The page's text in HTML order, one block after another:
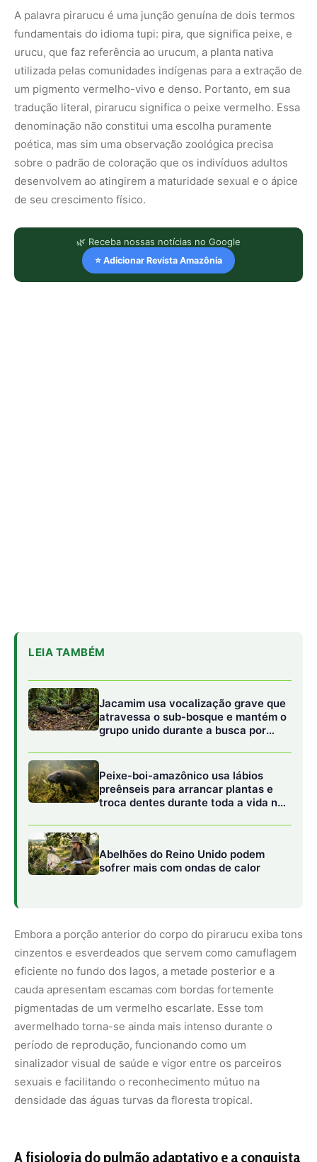
A palavra pirarucu é uma junção genuína de dois termos
fundamentais do idioma tupi: pira, que significa peixe, e
urucu, que faz referência ao urucum, a planta nativa
utilizada pelas comunidades indígenas para a extração de
um pigmento vermelho-vivo e denso. Portanto, em sua
tradução literal, pirarucu significa o peixe vermelho. Essa
denominação não constitui uma escolha puramente
poética, mas sim uma observação zoológica precisa
sobre o padrão de coloração que os indivíduos adultos
desenvolvem ao atingirem a maturidade sexual e o ápice
de seu crescimento físico.
🌿 Receba nossas notícias no Google
⭐ Adicionar Revista Amazônia
Embora a porção anterior do corpo do pirarucu exiba tons
cinzentos e esverdeados que servem como camuflagem
eficiente no fundo dos lagos, a metade posterior e a
cauda apresentam escamas com bordas fortemente
pigmentadas de um vermelho escarlate. Esse tom
avermelhado torna-se ainda mais intenso durante o
sinalizador visual de saúde e vigor entre os parceiros
sexuais e facilitando o reconhecimento mútuo na
densidade das águas turvas da floresta tropical.
das várzeas
A biologia por trás da respiração do pirarucu é uma obra-
prima da engenharia evolutiva. À medida que o peixe
cresce e ultrapassa a fase de alevino, suas brânquias
sofrem uma atrofia progressiva, tornando-se incapazes
de suprir as demandas metabólicas de um corpo que
pode atingir até três metros de comprimento e pesar
mais de duzentos quilos.